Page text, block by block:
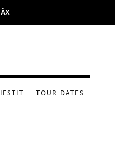
TOUR DATES